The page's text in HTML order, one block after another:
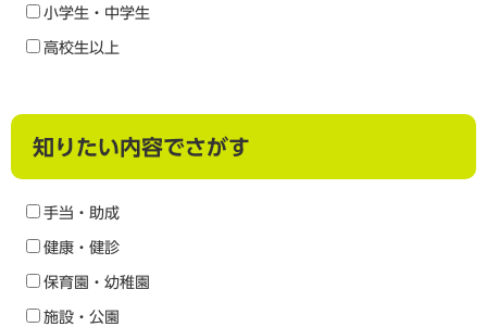
小学生・中学生
高校生以上
知りたい内容でさがす
手当・助成
健康・健診
保育園・幼稚園
施設・公園